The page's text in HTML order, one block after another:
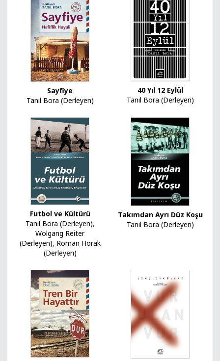
Sayfiye
Tanıl Bora (Derleyen)
40 Yıl 12 Eylül
Tanıl Bora (Derleyen)
Futbol ve Kültürü
Tanıl Bora (Derleyen),
Wolgang Reiter
(Derleyen), Roman Horak
(Derleyen)
Takımdan Ayrı Düz Koşu
Tanıl Bora (Derleyen)